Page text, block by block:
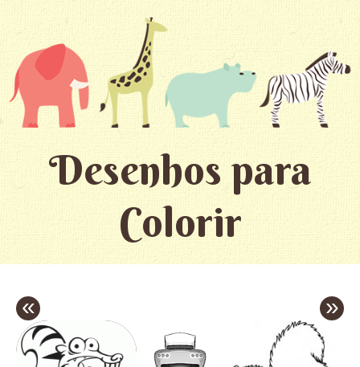
Desenhos para
Colorir
« »